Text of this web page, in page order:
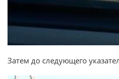
Затем до следующего